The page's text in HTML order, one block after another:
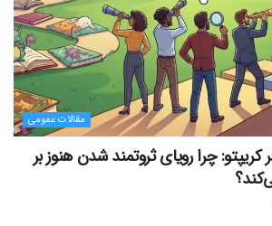
مقالات عمومی
در کریپتو: چرا رویای ثروتمند شدن هنوز بر